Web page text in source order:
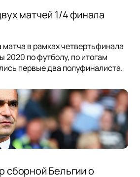
матчей 1/4 финала
в рамках четвертьфинала
2020 по футболу, по итогам
первые два полуфиналиста.
сборной Бельгии о